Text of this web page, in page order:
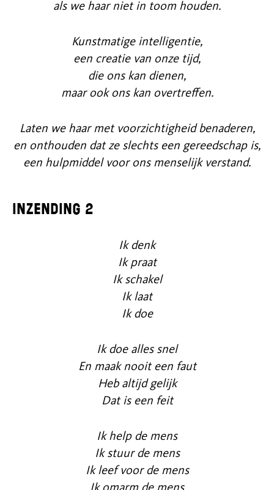
als we haar niet in toom houden.
Kunstmatige intelligentie,
een creatie van onze tijd,
die ons kan dienen,
maar ook ons kan overtreffen.
Laten we haar met voorzichtigheid benaderen,
en onthouden dat ze slechts een gereedschap is,
een hulpmiddel voor ons menselijk verstand.
Inzending 2
Ik denk
Ik praat
Ik schakel
Ik laat
Ik doe
Ik doe alles snel
En maak nooit een faut
Heb altijd gelijk
Dat is een feit
Ik help de mens
Ik stuur de mens
Ik leef voor de mens